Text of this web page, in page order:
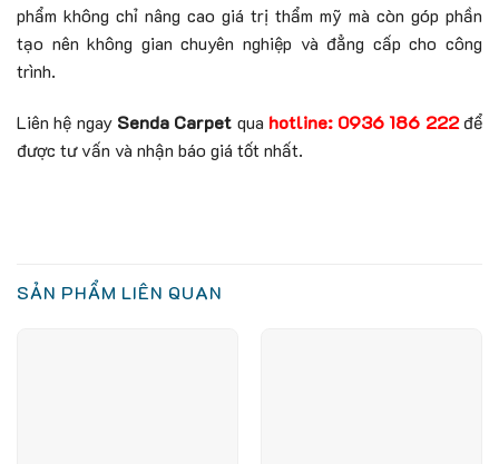
phẩm không chỉ nâng cao giá trị thẩm mỹ mà còn góp phần
tạo nên không gian chuyên nghiệp và đẳng cấp cho công
trình.
Liên hệ ngay Senda Carpet qua hotline: 0936 186 222để
được tư vấn và nhận báo giá tốt nhất.
SẢN PHẨM LIÊN QUAN